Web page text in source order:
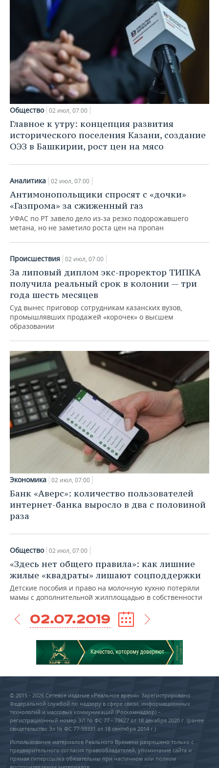
Общество 02 июл, 07:00
Главное к утру: концепция развития
исторического поселения Казани, создание
ОЭЗ в Башкирии, рост цен на мясо
Аналитика 02 июл, 07:00
Антимонопольщики спросят с «дочки»
«Газпрома» за сжиженный газ
УФАС по РТ завело дело из-за резко подорожавшего
метана, но не заметило роста цен на пропан
Происшествия 02 июл, 07:00
За липовый диплом экс-проректор ТИПКА
получила реальный срок в колонии — три
года шесть месяцев
Суд вынес приговор сотрудникам казанских вузов,
промышлявших продажей «корочек» о высшем
образовании
Экономика 02 июл, 07:00
Банк «Аверс»: количество пользователей
интернет-банка выросло в два с половиной
раза
Общество 02 июл, 07:00
«Здесь нет общего правила»: как лишние
жилые «квадраты» лишают соцподдержки
Детские пособия и право на молочную кухню потеряли
мамы с дополнительной жилплощадью в собственности
02.07.2019
© 2015 - 2026 Сетевое издание «Реальное время» Зарегистрировано
Федеральной службой по надзору в сфере связи, информационных
технологий и массовых коммуникаций (Роскомнадзор) –
регистрационный номер ЭЛ № ФС 77 - 79627 от 18 декабря 2020 г. (ранее
свидетельство Эл № ФС 77-59331 от 18 сентября 2014 г.)
Использование материалов Реального Времени разрешено только с
предварительного согласия правообладателей, упоминание сайта и
прямая гиперссылка обязательны при частичном или полном